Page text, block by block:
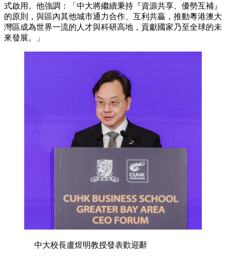
式啟用。他強調：「中大將繼續秉持『資源共享、優勢互補』
的原則，與區內其他城市通力合作、互利共贏，推動粵港澳大
灣區成為世界一流的人才與科研高地，貢獻國家乃至全球的未
來發展。」
中大校長盧煜明教授發表歡迎辭